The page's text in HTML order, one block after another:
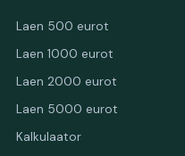
Laen 500 eurot
Laen 1000 eurot
Laen 2000 eurot
Laen 5000 eurot
Kalkulaator